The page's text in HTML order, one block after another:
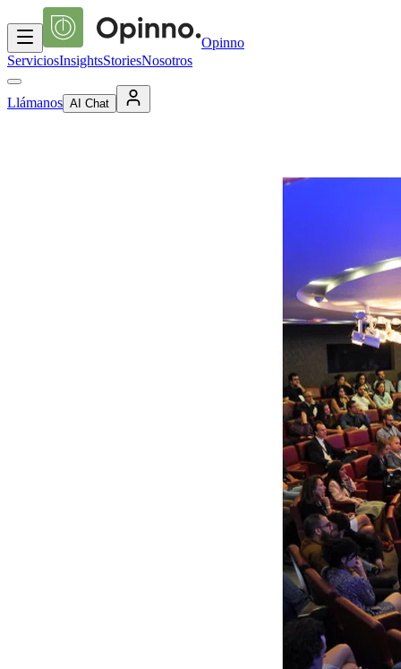
Opinno
ServiciosInsightsStoriesNosotros
Llámanos AI Chat